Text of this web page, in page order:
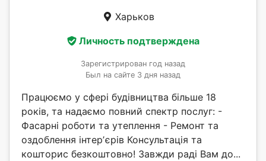
Харьков
Личность подтверждена
Зарегистрирован год назад
Был на сайте 3 дня назад
Працюємо у сфері будівництва більше 18
років, та надаємо повний спектр послуг: -
Фасарні роботи та утеплення - Ремонт та
оздоблення інтерʼєрів Консультація та
кошторис безкоштовно! Завжди раді Вам до...